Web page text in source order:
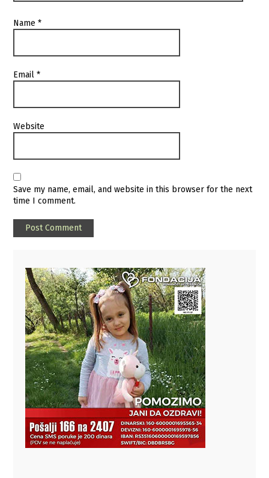
Name*
Email*
Website
Save my name, email, and website in this browser for the next
time I comment.